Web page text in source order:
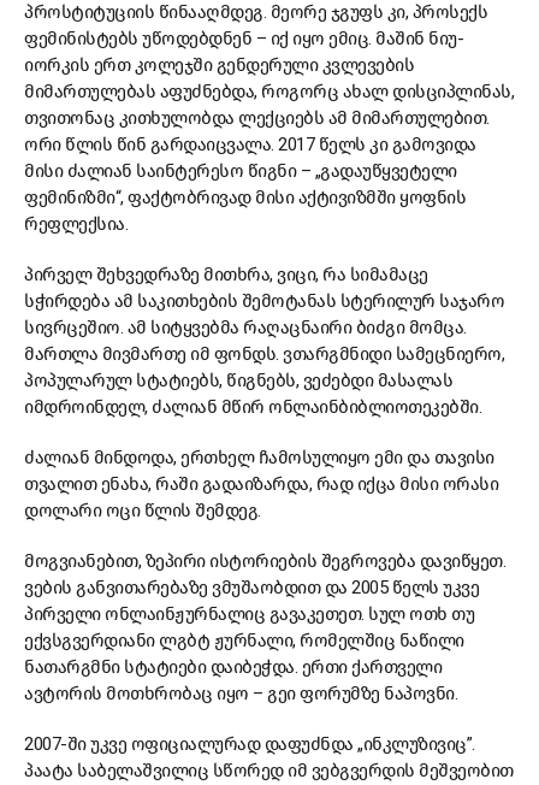
პროსტიტუციის წინააღმდეგ. მეორე ჯგუფს კი, პროსექს
ფემინისტებს უწოდებდნენ – იქ იყო ემიც. მაშინ ნიუ-
იორკის ერთ კოლეჯში გენდერული კვლევების
მიმართულებას აფუძნებდა, როგორც ახალ დისციპლინას,
თვითონაც კითხულობდა ლექციებს ამ მიმართულებით.
ორი წლის წინ გარდაიცვალა. 2017 წელს კი გამოვიდა
მისი ძალიან საინტერესო წიგნი – „გადაუწყვეტელი
ფემინიზმი“, ფაქტობრივად მისი აქტივიზმში ყოფნის
რეფლექსია.
პირველ შეხვედრაზე მითხრა, ვიცი, რა სიმამაცე
სჭირდება ამ საკითხების შემოტანას სტერილურ საჯარო
სივრცეშიო. ამ სიტყვებმა რაღაცნაირი ბიძგი მომცა.
მართლა მივმართე იმ ფონდს. ვთარგმნიდი სამეცნიერო,
პოპულარულ სტატიებს, წიგნებს, ვეძებდი მასალას
იმდროინდელ, ძალიან მწირ ონლაინბიბლიოთეკებში.
ძალიან მინდოდა, ერთხელ ჩამოსულიყო ემი და თავისი
თვალით ენახა, რაში გადაიზარდა, რად იქცა მისი ორასი
დოლარი ოცი წლის შემდეგ.
მოგვიანებით, ზეპირი ისტორიების შეგროვება დავიწყეთ.
ვების განვითარებაზე ვმუშაობდით და 2005 წელს უკვე
პირველი ონლაინჟურნალიც გავაკეთეთ. სულ ოთხ თუ
ექვსგვერდიანი ლგბტ ჟურნალი, რომელშიც ნაწილი
ნათარგმნი სტატიები დაიბეჭდა. ერთი ქართველი
ავტორის მოთხრობაც იყო – გეი ფორუმზე ნაპოვნი.
2007-ში უკვე ოფიციალურად დაფუძნდა „ინკლუზივიც”.
პაატა საბელაშვილიც სწორედ იმ ვებგვერდის მეშვეობით